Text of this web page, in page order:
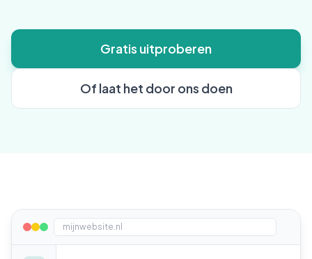
Gratis uitproberen
Of laat het door ons doen
mijnwebsite.nl